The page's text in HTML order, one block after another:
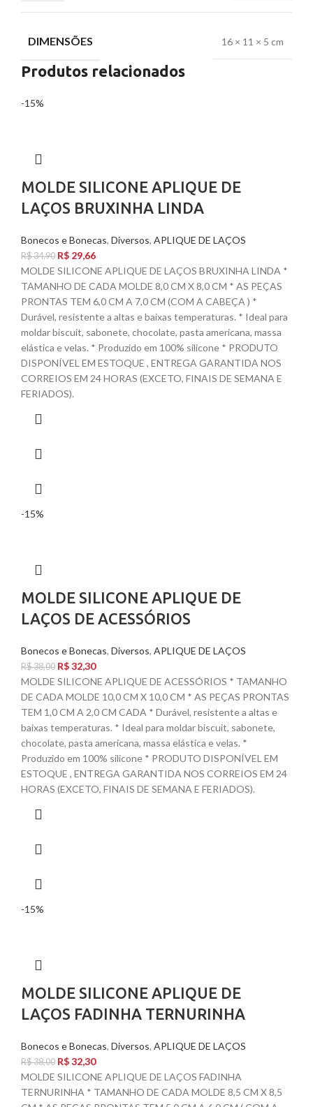
DIMENSÕES 16 × 11 × 5 cm
Produtos relacionados
-15%
MOLDE SILICONE APLIQUE DE
LAÇOS BRUXINHA LINDA
Bonecos e Bonecas, Diversos, APLIQUE DE LAÇOS
R$34,90 R$ 29,66
MOLDE SILICONE APLIQUE DE LAÇOS BRUXINHA LINDA *
TAMANHO DE CADA MOLDE 8,0 CM X 8,0 CM * AS PEÇAS
PRONTAS TEM 6,0 CM A 7,0 CM (COM A CABEÇA ) *
Durável, resistente a altas e baixas temperaturas. * Ideal para
moldar biscuit, sabonete, chocolate, pasta americana, massa
elástica e velas. * Produzido em 100% silicone * PRODUTO
DISPONÍVEL EM ESTOQUE , ENTREGA GARANTIDA NOS
CORREIOS EM 24 HORAS (EXCETO, FINAIS DE SEMANA E
FERIADOS).
-15%
MOLDE SILICONE APLIQUE DE
LAÇOS DE ACESSÓRIOS
Bonecos e Bonecas, Diversos, APLIQUE DE LAÇOS
R$38,00 R$32,30
MOLDE SILICONE APLIQUE DE ACESSÓRIOS * TAMANHO
DE CADA MOLDE 10,0 CM X 10,0 CM * AS PEÇAS PRONTAS
TEM 1,0 CM A 2,0 CM CADA * Durável, resistente a altas e
baixas temperaturas. * Ideal para moldar biscuit, sabonete,
chocolate, pasta americana, massa elástica e velas. *
Produzido em 100% silicone * PRODUTO DISPONÍVEL EM
ESTOQUE , ENTREGA GARANTIDA NOS CORREIOS EM 24
HORAS (EXCETO, FINAIS DE SEMANA E FERIADOS).
-15%
MOLDE SILICONE APLIQUE DE
LAÇOS FADINHA TERNURINHA
Bonecos e Bonecas, Diversos, APLIQUE DE LAÇOS
R$38,00 R$32,30
MOLDE SILICONE APLIQUE DE LAÇOS FADINHA
TERNURINHA * TAMANHO DE CADA MOLDE 8,5 CM X 8,5